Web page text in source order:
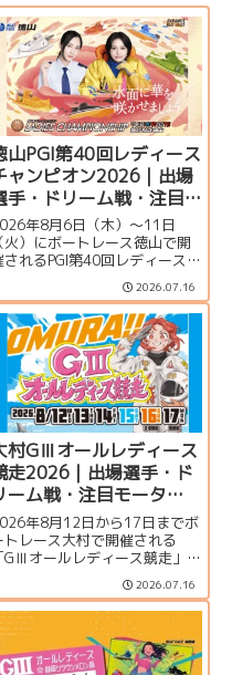
山PGI第40回レディース
ャンピオン2026｜出場
手・ドリーム戦・注目
ーター・イベント情報
まとめ
年8月6日（木）～11日
（火）にボートレース徳山で開
されるPGI第40回レディースチ
ャンピオン（女子王座決定戦）
特集ページです。出場選手一
、シリーズ展望、ドリーム
戦、注目モーター、水面特徴、
イベント情報まで詳しく紹介し
ます。
2026.07.16
村GⅢオールレディース
走2026｜出場選手・ド
ーム戦・注目モータ
・イベント情報まとめ
年8月12日から17日までボ
トレース大村で開催される
GⅢオールレディース競走」の
特集ページです。シリーズ展
、出場選手一覧、発祥地ドリ
ム、注目モーター、大村水面
攻略ポイント、イベント情報
まで詳しく紹介します。
2026.07.16